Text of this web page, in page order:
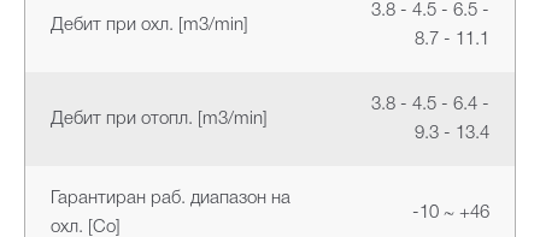
Дебит при охл. [m3/min]
3.8 - 4.5 - 6.5 -
8.7 - 11.1
Дебит при отопл. [m3/min]
3.8 - 4.5 - 6.4 -
9.3 - 13.4
Гарантиран раб. диапазон на
охл. [Co]
-10 ~ +46